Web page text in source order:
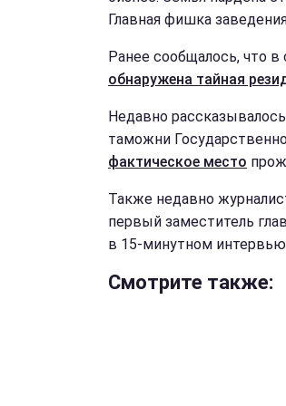
Главная фишка
Ранее сообщалось, что
обнаружена тайная
Недавно
таможни
фактическое место
Также недавно
первый заместитель
в 15-минутном
Смотрите также: